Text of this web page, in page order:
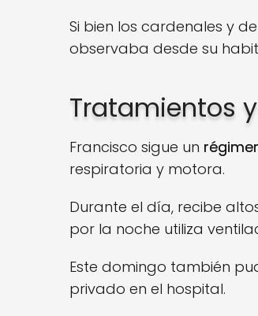
Si bien los cardenales y
observaba desde su
Tratamientos
Francisco sigue un
respiratoria y motora.
Durante el día, recibe
por la noche utiliza
Este domingo también
privado en el hospital.